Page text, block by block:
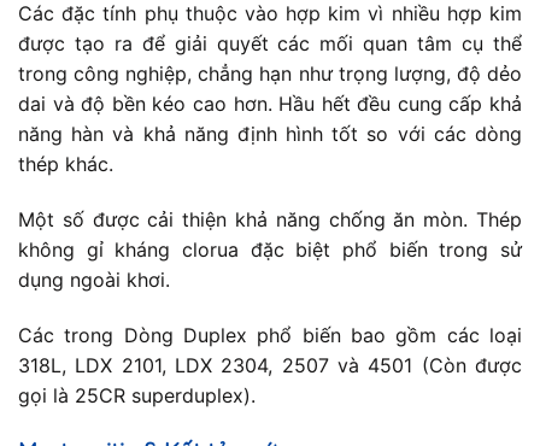
Các đặc tính phụ thuộc vào hợp kim vì nhiều hợp kim
được tạo ra để giải quyết các mối quan tâm cụ thể
trong công nghiệp, chẳng hạn như trọng lượng, độ dẻo
dai và độ bền kéo cao hơn. Hầu hết đều cung cấp khả
năng hàn và khả năng định hình tốt so với các dòng
thép khác.
Một số được cải thiện khả năng chống ăn mòn. Thép
không gỉ kháng clorua đặc biệt phổ biến trong sử
dụng ngoài khơi.
Các trong Dòng Duplex phổ biến bao gồm các loại
318L, LDX 2101, LDX 2304, 2507 và 4501 (Còn được
gọi là 25CR superduplex).